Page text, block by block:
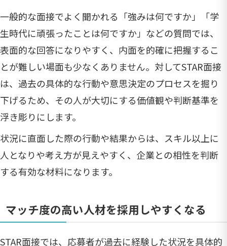
一般的な面接でよく聞かれる「強みは何ですか」「学
生時代に頑張ったことは何ですか」などの質問では、
表面的な回答になりやすく、内面を的確に把握するこ
とが難しい場面も少なくありません。対してSTAR面接
は、過去の具体的な行動や意思決定のプロセスを掘り
下げるため、その人が大切にする価値観や判断基準を
浮き彫りにします。
状況に直面した際の行動や結果からは、スキル以上に
人となりや考え方が見えやすく、企業との相性を判断
する有効な材料になります。
マッチ度の高い人材を採用しやすくなる
STAR面接では、応募者が過去に経験した状況を具体的